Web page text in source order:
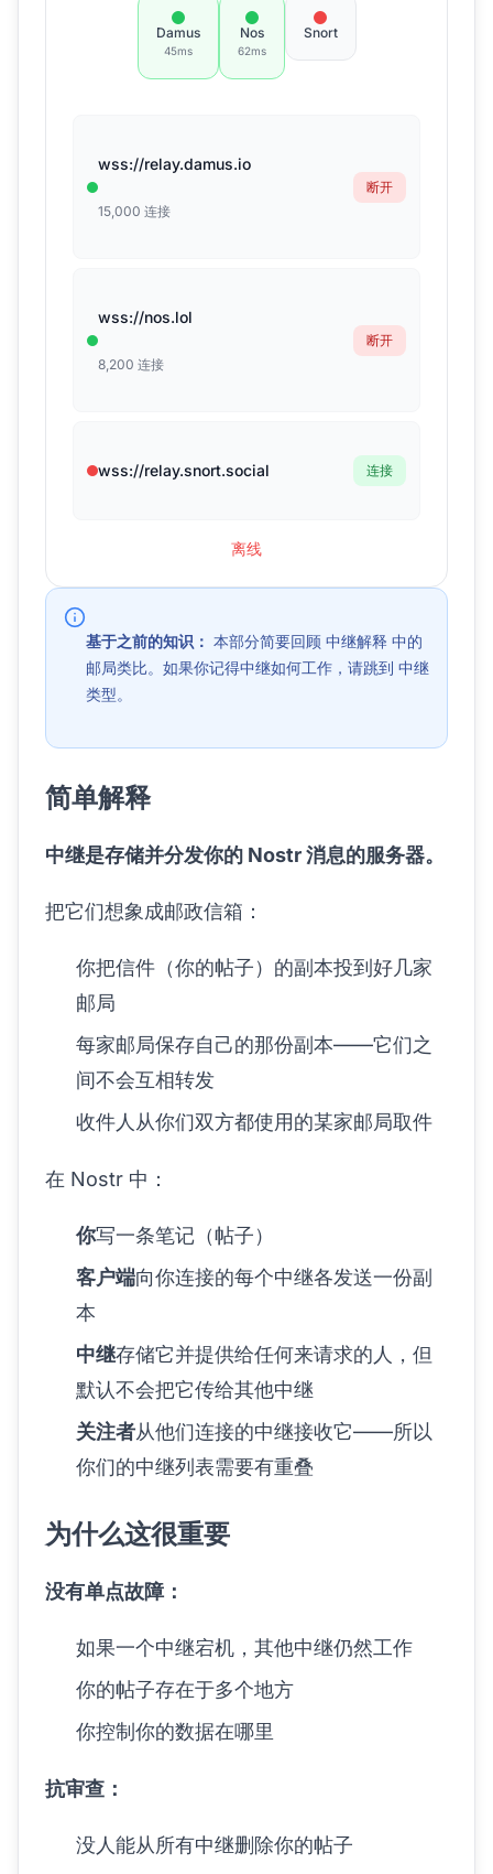
Damus
45ms
Nos
62ms
Snort
wss://relay.damus.io
15,000 连接
断开
wss://nos.lol
8,200 连接
断开
wss://relay.snort.social 连接
离线
基于之前的知识： 本部分简要回顾 中继解释 中的
邮局类比。如果你记得中继如何工作，请跳到 中继
类型。
简单解释
中继是存储并分发你的 Nostr 消息的服务器。
把它们想象成邮政信箱：
你把信件（你的帖子）的副本投到好几家
邮局
每家邮局保存自己的那份副本——它们之
间不会互相转发
收件人从你们双方都使用的某家邮局取件
在 Nostr 中：
你写一条笔记（帖子）
客户端向你连接的每个中继各发送一份副
本
中继存储它并提供给任何来请求的人，但
默认不会把它传给其他中继
关注者从他们连接的中继接收它——所以
你们的中继列表需要有重叠
为什么这很重要
没有单点故障：
如果一个中继宕机，其他中继仍然工作
你的帖子存在于多个地方
你控制你的数据在哪里
抗审查：
没人能从所有中继删除你的帖子